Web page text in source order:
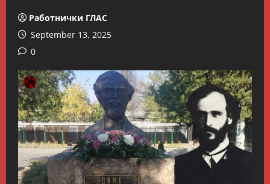
Работнички ГЛАС
September 13, 2025
0